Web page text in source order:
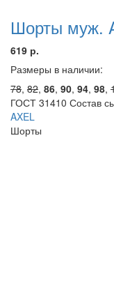
Шорты муж.
619 р.
Размеры в наличии:
78, 82, 86, 90, 94, 98,
ГОСТ 31410 Состав
AXEL
Шорты